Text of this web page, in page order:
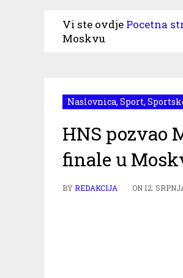
Vi ste ovdje Pocetna
Moskvu
Naslovnica, Sport,
HNS pozvao
finale u
BYREDAKCIJA ON12.